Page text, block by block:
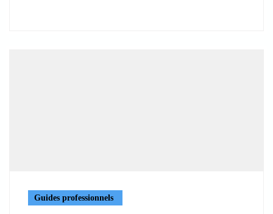
Guides professionnels